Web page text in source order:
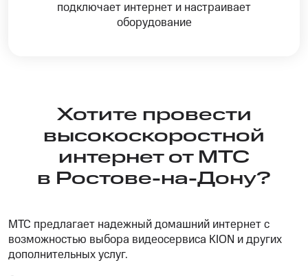
подключает интернет и настраивает
оборудование
Хотите провести
высокоскоростной
интернет от МТС
в Ростове-на-Дону?
МТС предлагает надежный домашний интернет с
возможностью выбора видеосервиса KION и других
дополнительных услуг.